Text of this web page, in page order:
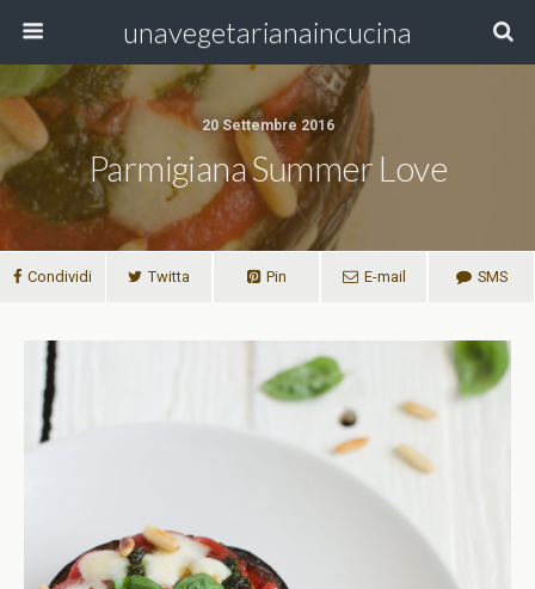
unavegetarianaincucina
20 Settembre 2016
Parmigiana Summer Love
Condividi Twitta Pin E-mail SMS